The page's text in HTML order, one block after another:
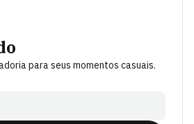
para seus momentos casuais.